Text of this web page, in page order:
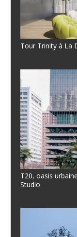
Tour Trinity à La
T20, oasis
Studio